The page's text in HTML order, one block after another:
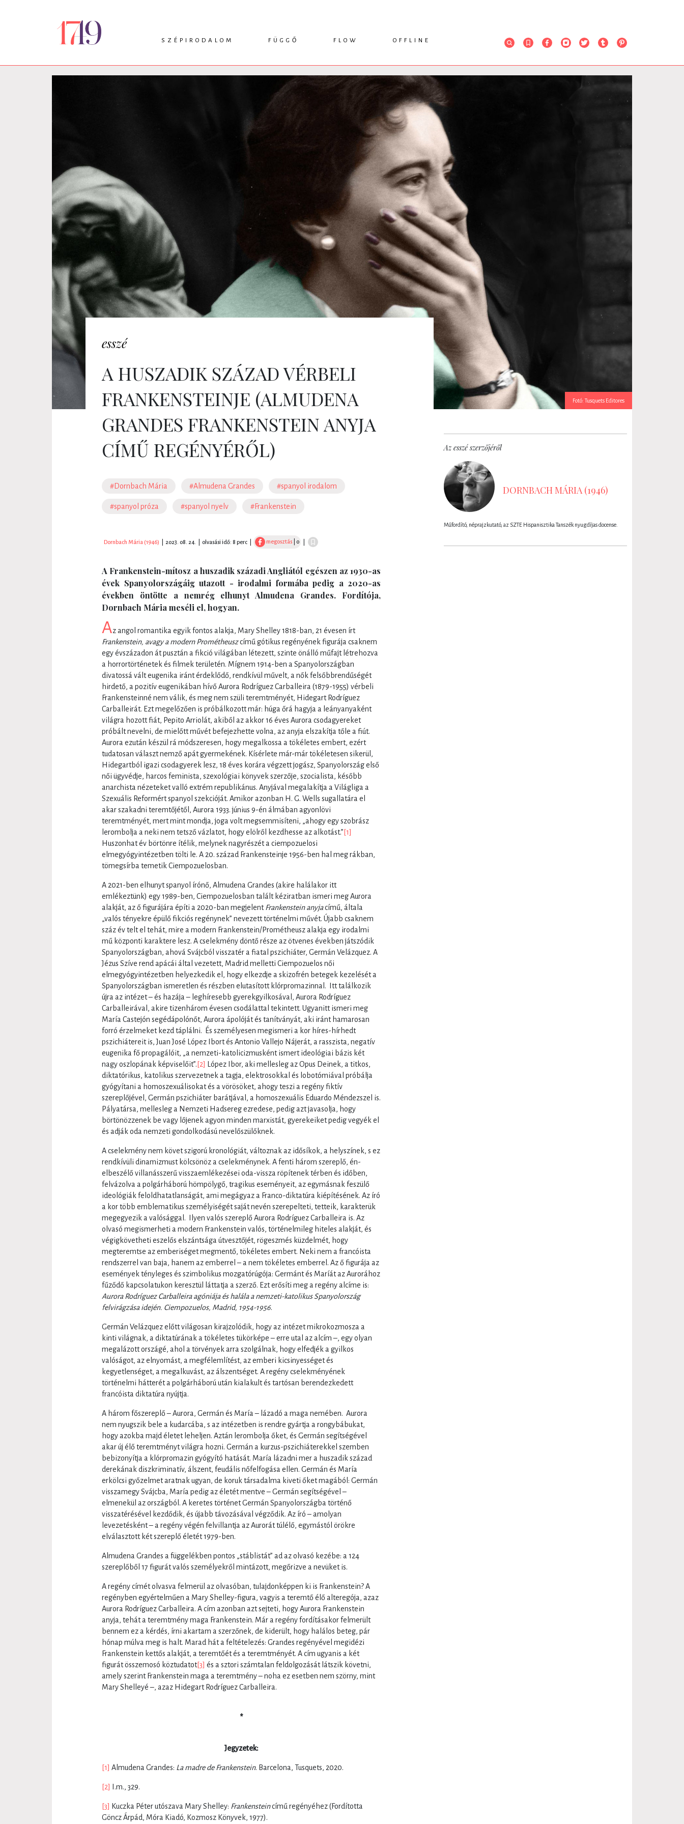
SZÉPIRODALOM
VERS
FÜGGŐ
KRITIKA
PODCAST
FLOW
INTERJÚ
IKSZEK
OFFLINE
RENDEZVÉNYEK
Fotó: Tusquets Editores
esszé
A HUSZADIK SZÁZAD VÉRBELI
FRANKENSTEINJE (ALMUDENA
GRANDES FRANKENSTEIN ANYJA
CÍMŰ REGÉNYÉRŐL)
#Dornbach Mária #Almudena Grandes #spanyol irodalom
#spanyol próza #spanyol nyelv #Frankenstein
Dornbach Mária (1946) 2023. 08. 24. olvasási idő: 8 perc megosztás | 0
A Frankenstein-mítosz a huszadik századi Angliától egészen az 1930-as
évek Spanyolországáig utazott - irodalmi formába pedig a 2020-as
években öntötte a nemrég elhunyt Almudena Grandes. Fordítója,
Dornbach Mária meséli el, hogyan.
Az angol romantika egyik fontos alakja, Mary Shelley 1818-ban, 21 évesen írt
Frankenstein, avagy a modern Prométheuszcímű gótikus regényének figurája csaknem
egy évszázadon át pusztán a fikció világában létezett, szinte önálló műfajt létrehozva
a horrortörténetek és filmek területén. Mígnem 1914-ben a Spanyolországban
divatossá vált eugenika iránt érdeklődő, rendkívül művelt, a nők felsőbbrendűségét
hirdető, a pozitív eugenikában hívő Aurora Rodríguez Carballeira (1879-1955) vérbeli
Frankensteinné nem válik, és meg nem szüli teremtményét, Hidegart Rodríguez
Carballeirát. Ezt megelőzően is próbálkozott már: húga őrá hagyja a leányanyaként
világra hozott fiát, Pepito Arriolát, akiből az akkor 16 éves Aurora csodagyereket
próbált nevelni, de mielőtt művét befejezhette volna, az anyja elszakítja tőle a fiút.
Aurora ezután készül rá módszeresen, hogy megalkossa a tökéletes embert, ezért
tudatosan választ nemző apát gyermekének. Kísérlete már-már tökéletesen sikerül,
Hidegartból igazi csodagyerek lesz, 18 éves korára végzett jogász, Spanyolország első
női ügyvédje, harcos feminista, szexológiai könyvek szerzője, szocialista, később
anarchista nézeteket valló extrém republikánus. Anyjával megalakítja a Világliga a
Szexuális Reformért spanyol szekcióját. Amikor azonban H. G. Wells sugallatára el
akar szakadni teremtőjétől, Aurora 1933. június 9-én álmában agyonlövi
teremtményét, mert mint mondja, joga volt megsemmisíteni, „ahogy egy szobrász
lerombolja a neki nem tetsző vázlatot, hogy elölről kezdhesse az alkotást.” [1]
Huszonhat év börtönre ítélik, melynek nagyrészét a ciempozuelosi
elmegyógyintézetben tölti le. A 20. század Frankensteinje 1956-ben hal meg rákban,
tömegsírba temetik Ciempozuelosban.
A 2021-ben elhunyt spanyol írónő, Almudena Grandes (akire halálakor itt
emlékeztünk) egy 1989-ben, Ciempozuelosban talált kéziratban ismeri meg Aurora
alakját, az ő figurájára építi a 2020-ban megjelent Frankenstein anyjacímű, általa
„valós tényekre épülő fikciós regénynek” nevezett történelmi művét. Újabb csaknem
száz év telt el tehát, mire a modern Frankenstein/Prométheusz alakja egy irodalmi
mű központi karaktere lesz. A cselekmény döntő része az ötvenes években játszódik
Spanyolországban, ahová Svájcból visszatér a fiatal pszichiáter, Germán Velázquez. A
Jézus Szíve rend apácái által vezetett, Madrid melletti Ciempozuelos női
elmegyógyintézetben helyezkedik el, hogy elkezdje a skizofrén betegek kezelését a
Spanyolországban ismeretlen és részben elutasított klórpromazinnal. Itt találkozik
újra az intézet – és hazája – leghíresebb gyerekgyilkosával, Aurora Rodríguez
Carballeirával, akire tizenhárom évesen csodálattal tekintett. Ugyanitt ismeri meg
María Castejón segédápolónőt, Aurora ápolóját és tanítványát, aki iránt hamarosan
forró érzelmeket kezd táplálni. És személyesen megismeri a kor híres-hírhedt
pszichiátereit is, Juan José López Ibort és Antonio Vallejo Nájerát, a rasszista, negatív
eugenika fő propagálóit, „a nemzeti-katolicizmusként ismert ideológiai bázis két
nagy oszlopának képviselőit”. [2]
López Ibor, aki mellesleg az Opus Deinek, a titkos,
diktatórikus, katolikus szervezetnek a tagja, elektrosokkal és lobotómiával próbálja
gyógyítani a homoszexuálisokat és a vörösöket, ahogy teszi a regény fiktív
szereplőjével, Germán pszichiáter barátjával, a homoszexuális Eduardo Méndezszel is.
Pályatársa, mellesleg a Nemzeti Hadsereg ezredese, pedig azt javasolja, hogy
börtönözzenek be vagy lőjenek agyon minden marxistát, gyerekeiket pedig vegyék el
és adják oda nemzeti gondolkodású nevelőszülőknek.
A cselekmény nem követ szigorú kronológiát, változnak az idősíkok, a helyszínek, s ez
rendkívüli dinamizmust kölcsönöz a cselekménynek. A fenti három szereplő, én-
elbeszélő villanásszerű visszaemlékezései oda-vissza röpítenek térben és időben,
felvázolva a polgárháború hömpölygő, tragikus eseményeit, az egymásnak feszülő
ideológiák feloldhatatlanságát, ami megágyaz a Franco-diktatúra kiépítésének. Az író
a kor több emblematikus személyiségét saját nevén szerepelteti, tetteik, karakterük
megegyezik a valósággal. Ilyen valós szereplő Aurora Rodríguez Carballeira is. Az
olvasó megismerheti a modern Frankenstein valós, történelmileg hiteles alakját, és
végigkövetheti eszelős elszántsága útvesztőjét, rögeszmés küzdelmét, hogy
megteremtse az emberiséget megmentő, tökéletes embert. Neki nem a francóista
rendszerrel van baja, hanem az emberrel – a nem tökéletes emberrel. Az ő figurája az
események tényleges és szimbolikus mozgatórúgója: Germánt és Maríát az Aurorához
fűződő kapcsolatukon keresztül láttatja a szerző. Ezt erősíti meg a regény alcíme is:
Aurora Rodríguez Carballeira agóniája és halála a nemzeti-katolikus Spanyolország
felvirágzása idején. Ciempozuelos, Madrid, 1954-1956.
Germán Velázquez előtt világosan kirajzolódik, hogy az intézet mikrokozmosza a
kinti világnak, a diktatúrának a tökéletes tükörképe – erre utal az alcím –, egy olyan
megalázott országé, ahol a törvények arra szolgálnak, hogy elfedjék a gyilkos
valóságot, az elnyomást, a megfélemlítést, az emberi kicsinyességet és
kegyetlenséget, a megalkuvást, az álszentséget. A regény cselekményének
történelmi hátterét a polgárháború után kialakult és tartósan berendezkedett
francóista diktatúra nyújtja.
A három főszereplő – Aurora, Germán és María – lázadó a maga nemében. Aurora
nem nyugszik bele a kudarcába, s az intézetben is rendre gyártja a rongybábukat,
hogy azokba majd életet leheljen. Aztán lerombolja őket, és Germán segítségével
akar új élő teremtményt világra hozni. Germán a kurzus-pszichiáterekkel szemben
bebizonyítja a klórpromazin gyógyító hatását. María lázadni mer a huszadik század
derekának diszkriminatív, álszent, feudális nőfelfogása ellen. Germán és María
erkölcsi győzelmet aratnak ugyan, de koruk társadalma kiveti őket magából: Germán
visszamegy Svájcba, María pedig az életét mentve – Germán segítségével –
elmenekül az országból. A keretes történet Germán Spanyolországba történő
visszatérésével kezdődik, és újabb távozásával végződik. Az író – amolyan
levezetésként – a regény végén felvillantja az Aurorát túlélő, egymástól örökre
elválasztott két szereplő életét 1979-ben.
Almudena Grandes a függelékben pontos „stáblistát” ad az olvasó kezébe: a 124
szereplőből 17 figurát valós személyekről mintázott, megőrizve a nevüket is.
A regény címét olvasva felmerül az olvasóban, tulajdonképpen ki is Frankenstein? A
regényben egyértelműen a Mary Shelley-figura, vagyis a teremtő élő alteregója, azaz
Aurora Rodríguez Carballeira. A cím azonban azt sejteti, hogy Aurora Frankenstein
anyja, tehát a teremtmény maga Frankenstein. Már a regény fordításakor felmerült
bennem ez a kérdés, írni akartam a szerzőnek, de kiderült, hogy halálos beteg, pár
hónap múlva meg is halt. Marad hát a feltételezés: Grandes regényével megidézi
Frankenstein kettős alakját, a teremtőét és a teremtményét. A cím ugyanis a két
figurát összemosó köztudatot[3] és a sztori számtalan feldolgozását látszik követni,
amely szerint Frankenstein maga a teremtmény – noha ez esetben nem szörny, mint
Mary Shelleyé –, azaz Hidegart Rodríguez Carballeira.
*
Jegyzetek:
[1] Almudena Grandes: La madre de Frankenstein. Barcelona, Tusquets, 2020.
[2] I.m., 329.
[3] Kuczka Péter utószava Mary Shelley: Frankensteincímű regényéhez (Fordította
Göncz Árpád, Móra Kiadó, Kozmosz Könyvek, 1977).
Az esszé szerzőjéről
DORNBACH MÁRIA (1946)
Műfordító, néprajzkutató, az SZTE Hispanisztika Tanszék nyugdíjas docense.